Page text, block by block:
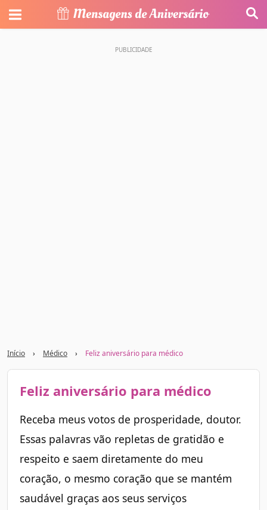
Início › Médico › Feliz aniversário para médico
Feliz aniversário para médico
Receba meus votos de prosperidade, doutor.
Essas palavras vão repletas de gratidão e
respeito e saem diretamente do meu
coração, o mesmo coração que se mantém
saudável graças aos seus serviços